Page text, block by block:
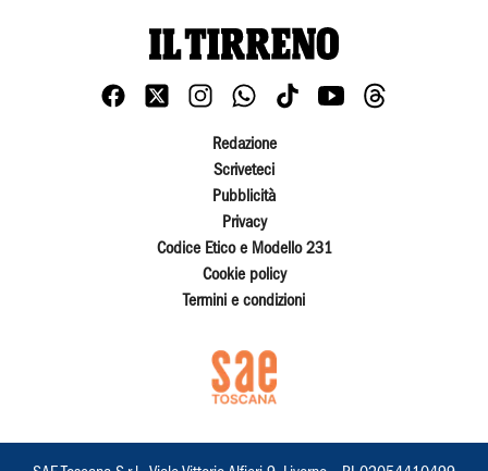
Redazione
Scriveteci
Pubblicità
Privacy
Codice Etico e Modello 231
Cookie policy
Termini e condizioni